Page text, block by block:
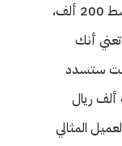
المعادلة: الفائض 300 ألف قسمة القسط 200 ألف،
1.5. ماذا تعني نسبة 1.5؟ تعني أنك
ستسدد
ألف ريال
المثالي